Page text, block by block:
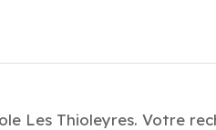
Les Thioleyres. Votre